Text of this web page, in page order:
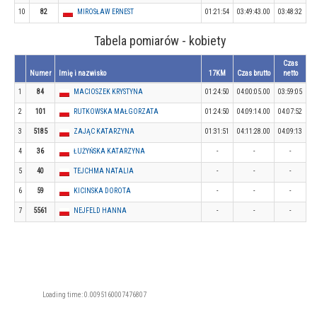
10 82 MIROSŁAW ERNEST 01:21:54 03:49:43.00 03:48:32
Tabela pomiarów - kobiety
Numer Imię i nazwisko 17KM Czas brutto
Czas
netto
1 84 MACIOSZEK KRYSTYNA 01:24:50 04:00:05.00 03:59:05
2 101 RUTKOWSKA MAŁGORZATA 01:24:50 04:09:14.00 04:07:52
3 5185 ZAJĄC KATARZYNA 01:31:51 04:11:28.00 04:09:13
4 36 ŁUŻYŃSKA KATARZYNA - - -
5 40 TEJCHMA NATALIA - - -
6 59 KICINSKA DOROTA - - -
7 5561 NEJFELD HANNA - - -
Loading time: 0.0095160007476807